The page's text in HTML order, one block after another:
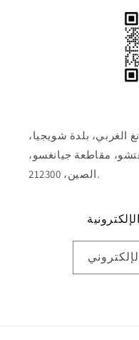
الغربي، بلدة شويجيا،
مقاطعة جيانغسو،
الصين، 212300.